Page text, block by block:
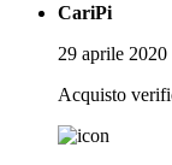
CariPi
29 aprile 2020
Acquisto